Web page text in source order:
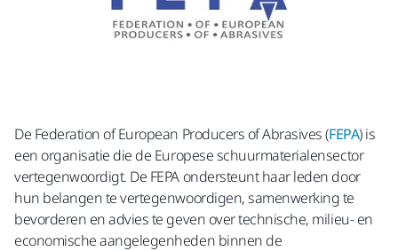
De Federation of European Producers of Abrasives (FEPA) is
een organisatie die de Europese schuurmaterialensector
vertegenwoordigt. De FEPA ondersteunt haar leden door
hun belangen te vertegenwoordigen, samenwerking te
bevorderen en advies te geven over technische, milieu- en
economische aangelegenheden binnen de